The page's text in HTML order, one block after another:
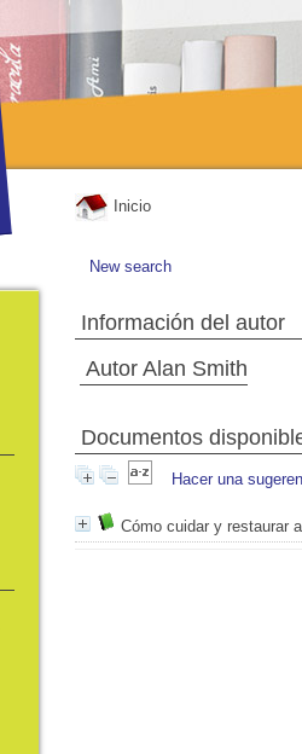
Inicio
New search
Información del autor
Autor Alan Smith
Documentos
Hacer una
Cómo cuidar y restaurar